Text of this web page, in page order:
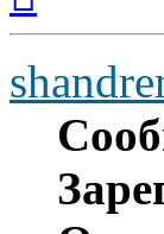
началу